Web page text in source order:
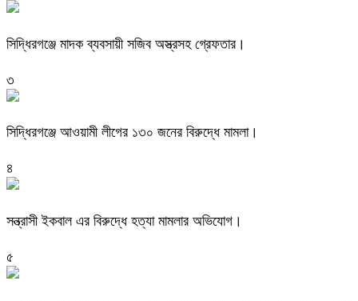
সিদ্ধিরগঞ্জে মাদক ব্যবসায়ী সজিব অস্ত্রসহ গ্রেফতার।
৩
সিদ্ধিরগঞ্জে আওয়ামী লীগের ১৩০ জনের বিরুদ্ধে মামলা।
৪
সন্ত্রাসী ইকবাল এর বিরুদ্ধে হত্যা মামলার অভিযোগ।
৫